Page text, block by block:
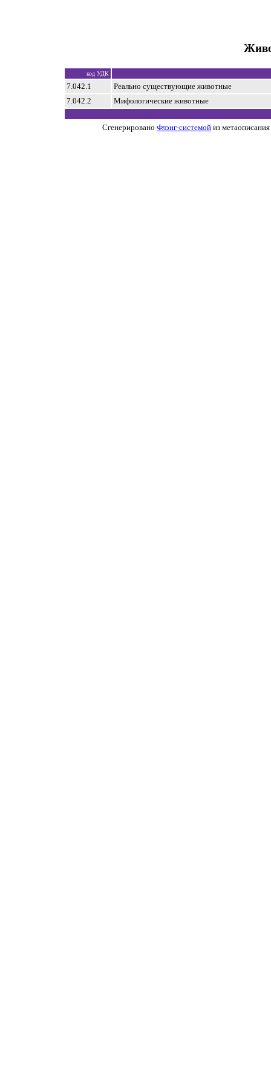
код УДК
7.042.1
Реально существующие животные
7.042.2
Мифологические животные
Сгенерировано Флэнг-системой из